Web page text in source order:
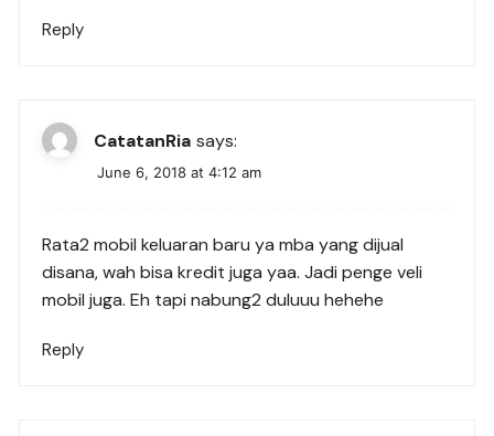
Reply
CatatanRia says:
June 6, 2018 at 4:12 am
Rata2 mobil keluaran baru ya mba yang dijual
disana, wah bisa kredit juga yaa. Jadi penge veli
mobil juga. Eh tapi nabung2 duluuu hehehe
Reply